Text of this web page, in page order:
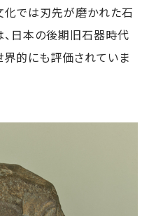
では刃先が磨かれた石
、日本の後期旧石器時代
界的にも評価されていま